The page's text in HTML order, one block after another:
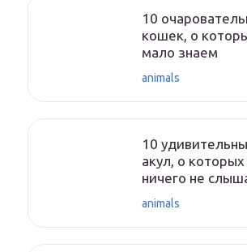
10
кошек, о
мало знаем
animals
10
акул, о
ничего не
animals